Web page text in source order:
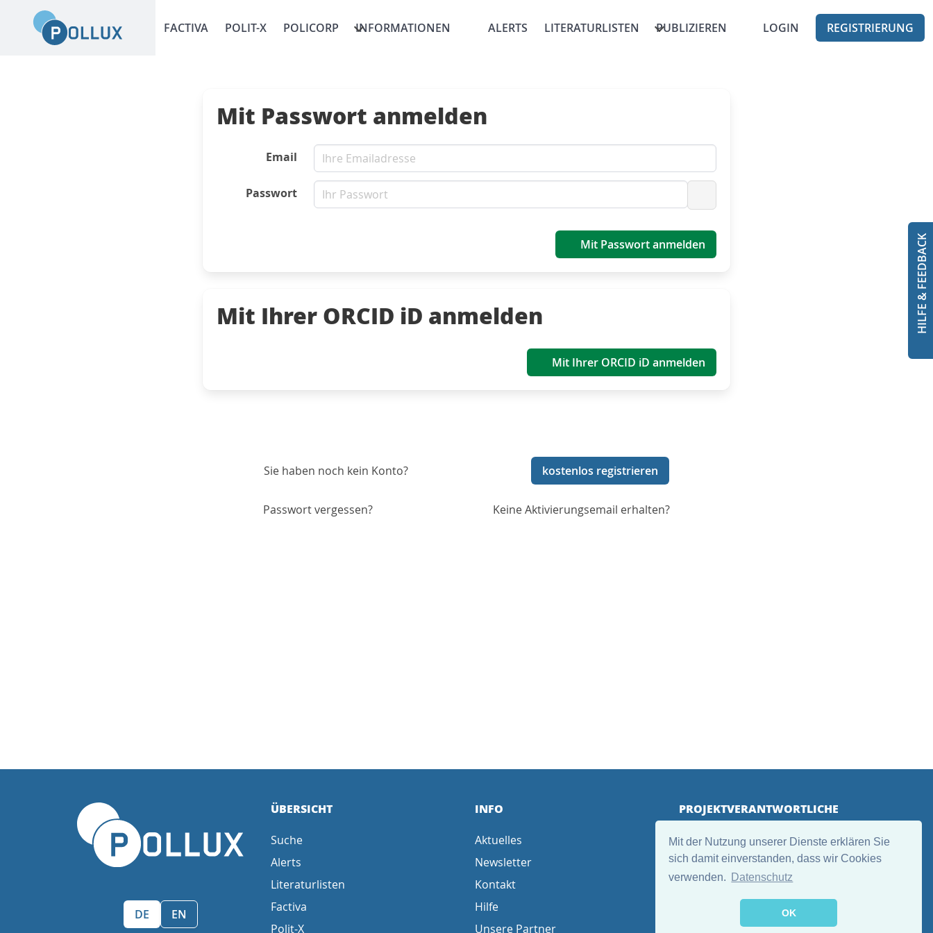
Mit der Nutzung unserer Dienste erklären Sie
sich damit einverstanden, dass wir Cookies
verwenden.
Datenschutz
OK
FACTIVA POLIT-X POLICORP INFORMATIONEN ALERTS LITERATURLISTEN PUBLIZIEREN LOGIN REGISTRIERUNG
HILFE & FEEDBACK
Mit Passwort anmelden
Email
Passwort
Passwort anzeigen
Mit Passwort anmelden
Mit Ihrer ORCID iD anmelden
Mit Ihrer ORCID iD anmelden
Sie haben noch kein Konto? kostenlos registrieren
Passwort vergessen? Keine Aktivierungsemail erhalten?
Sprache wählen/Select language
DE EN
ÜBERSICHT
Suche
Alerts
Literaturlisten
Factiva
Polit-X
INFO
Aktuelles
Newsletter
Kontakt
Hilfe
Unsere Partner
PROJEKTVERANTWORTLICHE